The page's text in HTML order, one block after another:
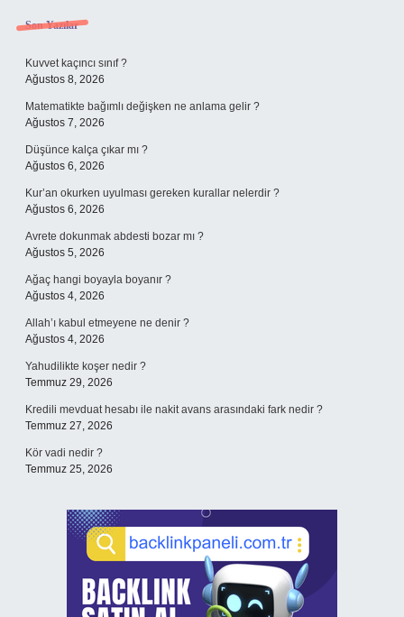
Sidebar
Son Yazılar
Kuvvet kaçıncı sınıf ?
Ağustos 8, 2026
Matematikte bağımlı değişken ne anlama gelir ?
Ağustos 7, 2026
Düşünce kalça çıkar mı ?
Ağustos 6, 2026
Kur’an okurken uyulması gereken kurallar nelerdir ?
Ağustos 6, 2026
Avrete dokunmak abdesti bozar mı ?
Ağustos 5, 2026
Ağaç hangi boyayla boyanır ?
Ağustos 4, 2026
Allah’ı kabul etmeyene ne denir ?
Ağustos 4, 2026
Yahudilikte koşer nedir ?
Temmuz 29, 2026
Kredili mevduat hesabı ile nakit avans arasındaki fark nedir ?
Temmuz 27, 2026
Kör vadi nedir ?
Temmuz 25, 2026